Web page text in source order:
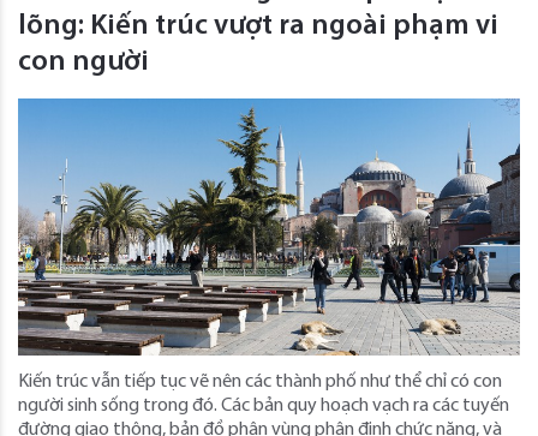
lõng: Kiến trúc vượt ra ngoài phạm vi
con người
Kiến trúc vẫn tiếp tục vẽ nên các thành phố như thể chỉ có con
người sinh sống trong đó. Các bản quy hoạch vạch ra các tuyến
đường giao thông, bản đồ phân vùng phân định chức năng, và